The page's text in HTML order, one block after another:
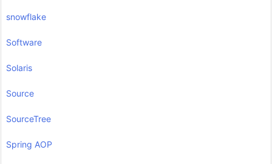
snowflake
Software
Solaris
Source
SourceTree
Spring AOP